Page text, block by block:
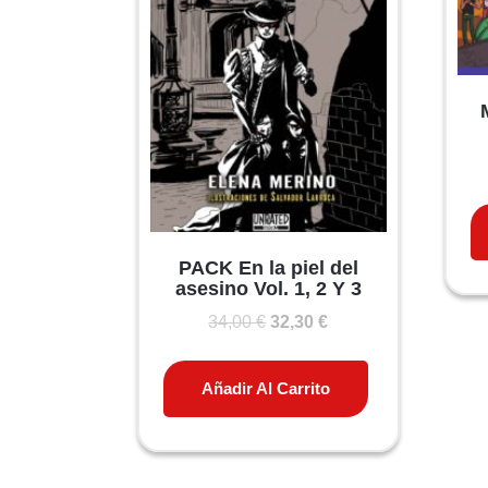
PACK En la piel del
asesino Vol. 1, 2 Y 3
34,00€ El
era:
34,00 €.
32,30€El
actual
es:
32,30 €.
Añadir Al Carrito